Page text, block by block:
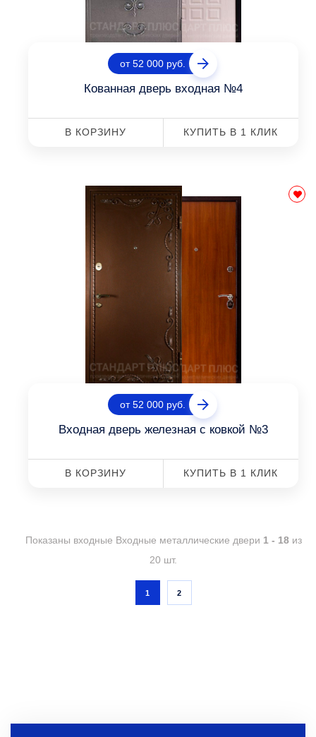
от 52 000 руб.
Кованная дверь входная №4
В КОРЗИНУ КУПИТЬ В 1 КЛИК
от 52 000 руб.
Входная дверь железная с ковкой №3
В КОРЗИНУ КУПИТЬ В 1 КЛИК
Показаны входные Входные металлические двери 1 - 18из
20 шт.
1 2